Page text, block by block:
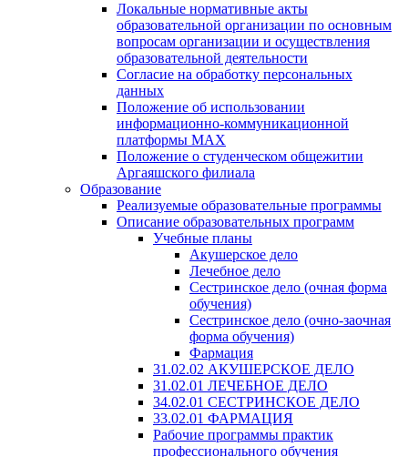
Локальные нормативные акты
образовательной организации по основным
вопросам организации и осуществления
образовательной деятельности
Согласие на обработку персональных
данных
Положение об использовании
информационно-коммуникационной
платформы MAX
Положение о студенческом общежитии
Аргаяшского филиала
Образование
Реализуемые образовательные программы
Описание образовательных программ
Учебные планы
Акушерское дело
Лечебное дело
Сестринское дело (очная форма
обучения)
Сестринское дело (очно-заочная
форма обучения)
Фармация
31.02.02 АКУШЕРСКОЕ ДЕЛО
31.02.01 ЛЕЧЕБНОЕ ДЕЛО
34.02.01 СЕСТРИНСКОЕ ДЕЛО
33.02.01 ФАРМАЦИЯ
Рабочие программы практик
профессионального обучения